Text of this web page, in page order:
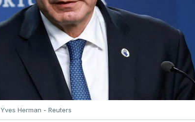
Yves Herman - Reuters